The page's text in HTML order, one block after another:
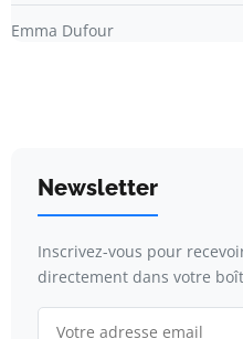
Emma Dufour
Newsletter
Inscrivez-vous pour
directement dans votre